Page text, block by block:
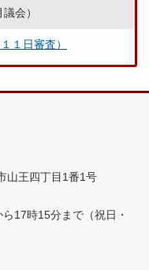
会）
１日審査）
王四丁目1番1号
ら17時15分まで （祝日・